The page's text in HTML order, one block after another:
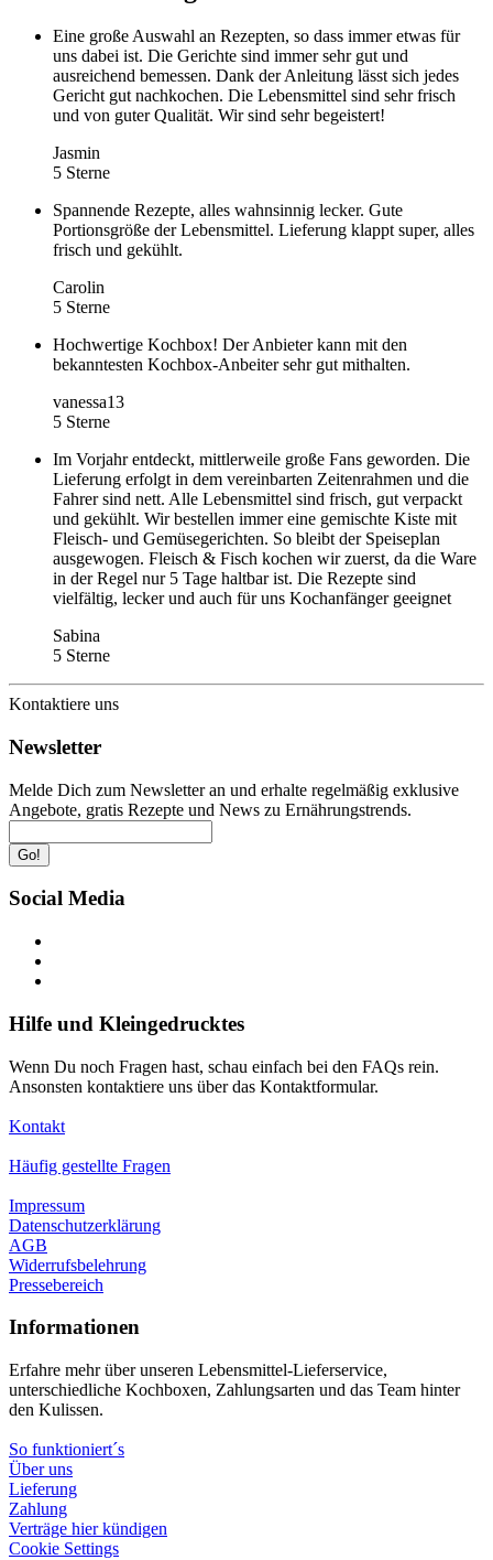
Eine große Auswahl an Rezepten, so dass immer etwas für
uns dabei ist. Die Gerichte sind immer sehr gut und
ausreichend bemessen. Dank der Anleitung lässt sich jedes
Gericht gut nachkochen. Die Lebensmittel sind sehr frisch
und von guter Qualität. Wir sind sehr begeistert!
Jasmin
5 Sterne
Spannende Rezepte, alles wahnsinnig lecker. Gute
Portionsgröße der Lebensmittel. Lieferung klappt super, alles
frisch und gekühlt.
Carolin
5 Sterne
Hochwertige Kochbox! Der Anbieter kann mit den
bekanntesten Kochbox-Anbeiter sehr gut mithalten.
vanessa13
5 Sterne
Im Vorjahr entdeckt, mittlerweile große Fans geworden. Die
Lieferung erfolgt in dem vereinbarten Zeitenrahmen und die
Fahrer sind nett. Alle Lebensmittel sind frisch, gut verpackt
und gekühlt. Wir bestellen immer eine gemischte Kiste mit
Fleisch- und Gemüsegerichten. So bleibt der Speiseplan
ausgewogen. Fleisch & Fisch kochen wir zuerst, da die Ware
in der Regel nur 5 Tage haltbar ist. Die Rezepte sind
vielfältig, lecker und auch für uns Kochanfänger geeignet
Sabina
5 Sterne
Kontaktiere uns
Newsletter
Melde Dich zum Newsletter an und erhalte regelmäßig exklusive
Angebote, gratis Rezepte und News zu Ernährungstrends.
Go!
Social Media
Hilfe und Kleingedrucktes
Wenn Du noch Fragen hast, schau einfach bei den FAQs rein.
Ansonsten kontaktiere uns über das Kontaktformular.
Kontakt
Häufig gestellte Fragen
Impressum
Datenschutzerklärung
AGB
Widerrufsbelehrung
Pressebereich
Informationen
Erfahre mehr über unseren Lebensmittel-Lieferservice,
unterschiedliche Kochboxen, Zahlungsarten und das Team hinter
den Kulissen.
So funktioniert´s
Über uns
Lieferung
Zahlung
Verträge hier kündigen
Cookie Settings